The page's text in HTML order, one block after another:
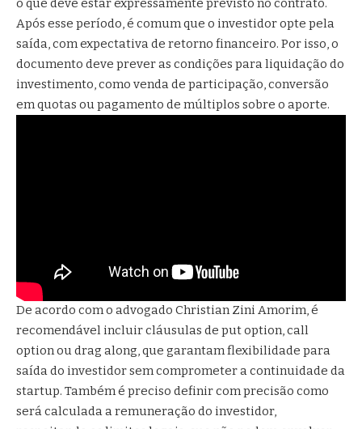
o que deve estar expressamente previsto no contrato.
Após esse período, é comum que o investidor opte pela
saída, com expectativa de retorno financeiro. Por isso, o
documento deve prever as condições para liquidação do
investimento, como venda de participação, conversão
em quotas ou pagamento de múltiplos sobre o aporte.
De acordo com o advogado Christian Zini Amorim, é
recomendável incluir cláusulas de put option, call
option ou drag along, que garantam flexibilidade para
saída do investidor sem comprometer a continuidade da
startup. Também é preciso definir com precisão como
será calculada a remuneração do investidor,